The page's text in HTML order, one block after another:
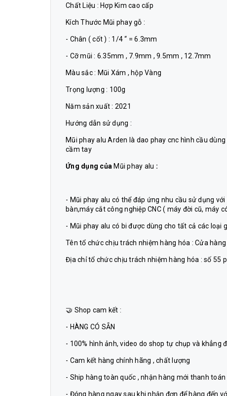
Chất Liệu : Hợp Kim cao cấp
Kích Thước Mũi phay gỗ :
- Chân ( cốt ) : 1/4 “ = 6.3mm
- Cỡ mũi : 6.35mm , 7.9mm , 9.5mm , 12.7mm
Màu sắc : Mũi Xám , hộp Vàng
Trọng lượng : 100g
Năm sản xuất : 2021
Hướng dẫn sử dụng :
Mũi phay alu Arden là dao phay cnc hình cầu
cầm tay
Ứng dụng của Mũi phay alu :
- Mũi phay alu có thể đáp ứng nhu cầu sử dụng
bàn,máy cắt công nghiệp CNC ( máy đời cũ, máy
- Mũi phay alu có bi được dùng cho tất cả các loại
Tên tổ chức chịu trách nhiệm hàng hóa : Cửa hàng
Địa chỉ tổ chức chịu trách nhiệm hàng hóa : số 55
🤝 Shop cam kết :
- HÀNG CÓ SẴN
- 100% hình ảnh, video do shop tự chụp và khẳng
- Cam kết hàng chính hãng , chất lượng
- Ship hàng toàn quốc , nhận hàng mới thanh toán
- Đóng hàng ngay sau khi nhận đơn để hàng đến